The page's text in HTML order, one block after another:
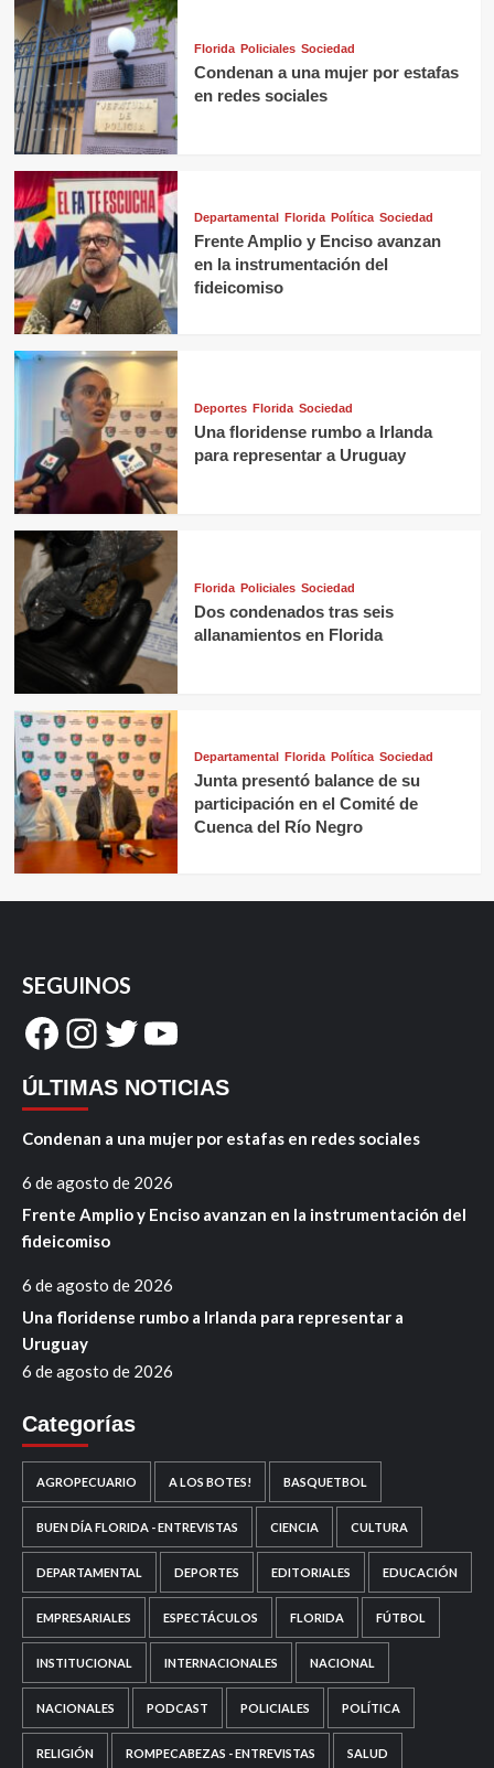
Florida Policiales Sociedad
Condenan a una mujer por estafas
en redes sociales
Departamental Florida Política Sociedad
Frente Amplio y Enciso avanzan
en la instrumentación del
fideicomiso
Deportes Florida Sociedad
Una floridense rumbo a Irlanda
para representar a Uruguay
Florida Policiales Sociedad
Dos condenados tras seis
allanamientos en Florida
Departamental Florida Política Sociedad
Junta presentó balance de su
participación en el Comité de
Cuenca del Río Negro
SEGUINOS
Facebook
Instagram
Twitter
YouTube
ÚLTIMAS NOTICIAS
Condenan a una mujer por estafas en redes sociales
6 de agosto de 2026
Frente Amplio y Enciso avanzan en la instrumentación del
fideicomiso
6 de agosto de 2026
Una floridense rumbo a Irlanda para representar a
Uruguay
6 de agosto de 2026
Categorías
AGROPECUARIO A LOS BOTES! BASQUETBOL
BUEN DÍA FLORIDA - ENTREVISTAS CIENCIA CULTURA
DEPARTAMENTAL DEPORTES EDITORIALES EDUCACIÓN
EMPRESARIALES ESPECTÁCULOS FLORIDA FÚTBOL
INSTITUCIONAL INTERNACIONALES NACIONAL
NACIONALES PODCAST POLICIALES POLÍTICA
RELIGIÓN ROMPECABEZAS - ENTREVISTAS SALUD